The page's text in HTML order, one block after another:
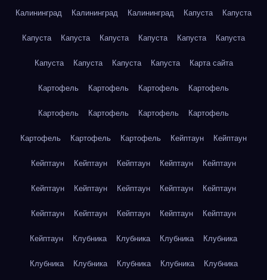
Калининград Калининград Калининград Капуста Капуста
Капуста Капуста Капуста Капуста Капуста Капуста
Капуста Капуста Капуста Капуста Карта сайта
Картофель Картофель Картофель Картофель
Картофель Картофель Картофель Картофель
Картофель Картофель Картофель Кейптаун Кейптаун
Кейптаун Кейптаун Кейптаун Кейптаун Кейптаун
Кейптаун Кейптаун Кейптаун Кейптаун Кейптаун
Кейптаун Кейптаун Кейптаун Кейптаун Кейптаун
Кейптаун Клубника Клубника Клубника Клубника
Клубника Клубника Клубника Клубника Клубника